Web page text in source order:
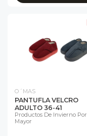
O´MAS
PANTUFLA VELCRO
ADULTO 36-41
Productos De Invierno Por
Mayor